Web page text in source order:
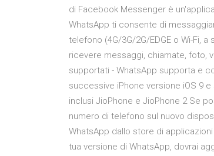
di Facebook Messenger è
WhatsApp ti consente di
telefono (4G/3G/2G/EDGE o Wi-Fi,
ricevere messaggi, chiamate, foto,
supportati - WhatsApp supporta e
successive iPhone versione iOS 9
inclusi JioPhone e JioPhone 2 Se
numero di telefono sul nuovo
WhatsApp dallo store di
tua versione di WhatsApp, dovrai